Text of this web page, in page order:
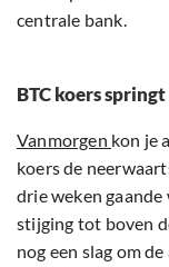
centrale bank.
BTC koers
Vanmorgen kon je
koers de
drie weken gaande
stijging tot boven
nog een slag om